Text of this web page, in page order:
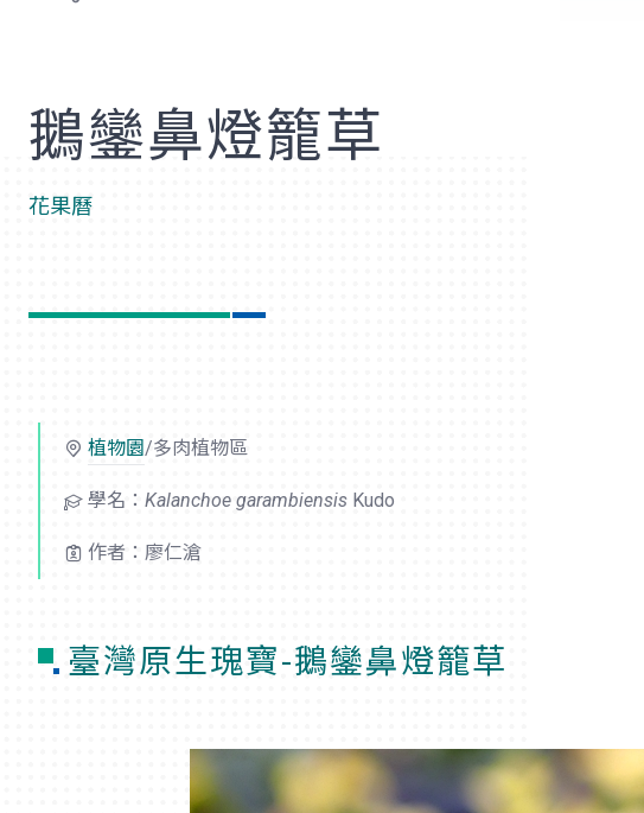
鵝鑾鼻燈籠草
花果曆
植物園/多肉植物區
學名： Kalanchoe garambiensis Kudo
作者：廖仁滄
臺灣原生瑰寶-鵝鑾鼻燈籠草